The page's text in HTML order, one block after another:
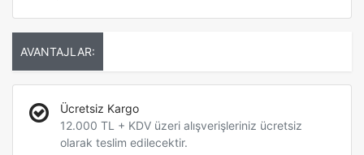
AVANTAJLAR:
Ücretsiz Kargo
12.000 TL + KDV üzeri alışverişleriniz ücretsiz
olarak teslim edilecektir.